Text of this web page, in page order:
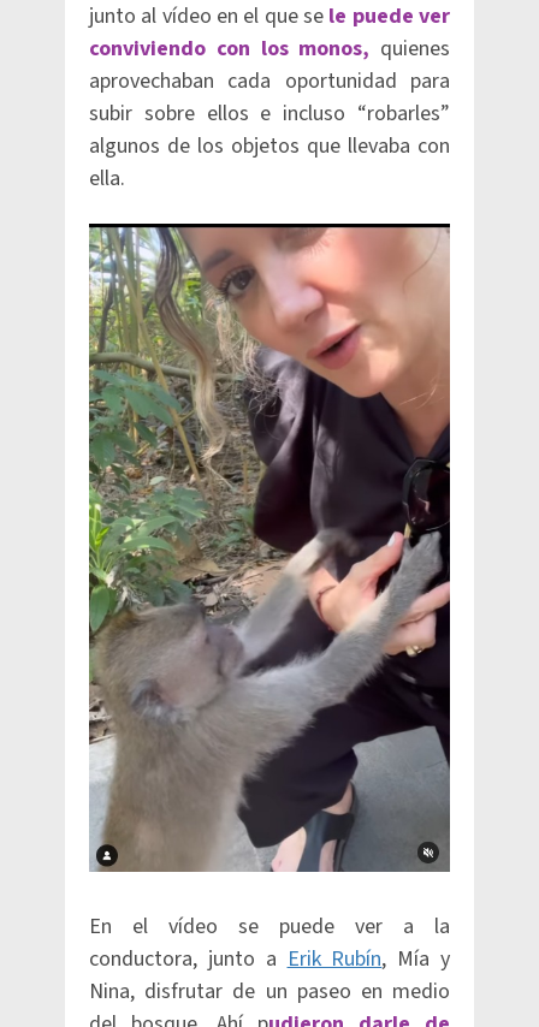
junto al vídeo en el que se le puede ver
conviviendo con los monos, quienes
aprovechaban cada oportunidad para
subir sobre ellos e incluso “robarles”
algunos de los objetos que llevaba con
ella.
En el vídeo se puede ver a la
conductora, junto a Erik Rubín, Mía y
Nina, disfrutar de un paseo en medio